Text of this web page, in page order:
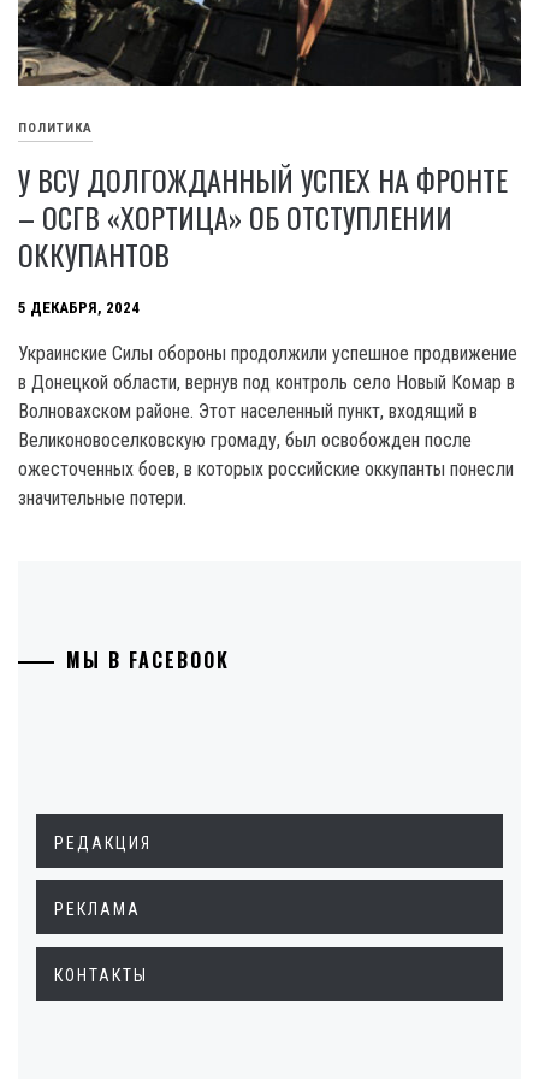
ПОЛИТИКА
У ВСУ ДОЛГОЖДАННЫЙ УСПЕХ НА ФРОНТЕ
– ОСГВ «ХОРТИЦА» ОБ ОТСТУПЛЕНИИ
ОККУПАНТОВ
5 ДЕКАБРЯ, 2024
Украинские Силы обороны продолжили успешное продвижение
в Донецкой области, вернув под контроль село Новый Комар в
Волновахском районе. Этот населенный пункт, входящий в
Великоновоселковскую громаду, был освобожден после
ожесточенных боев, в которых российские оккупанты понесли
значительные потери.
МЫ В FACEBOOK
РЕДАКЦИЯ
РЕКЛАМА
КОНТАКТЫ